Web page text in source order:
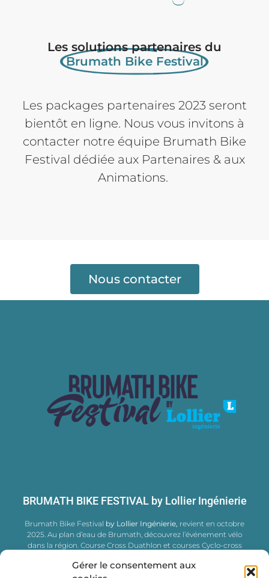
Gérer le consentement aux
Les solutions partenaires du
Brumath Bike Festival
Les packages partenaires 2023 seront
bientôt en ligne. Nous vous invitons à
contacter notre équipe Brumath Bike
Festival dédiée aux Partenaires & aux
Animations.
Nous contacter
BRUMATH BIKE FESTIVAL by Lollier Ingénierie
Brumath Bike Festival by Lollier Ingénierie, revient en octobre
2025. Au plan d’eau de Brumath, découvrez l’événement vélo
dans la région. Course Cross Duathlon et courses Cyclo-cross
et aussi des initiations pour les plus jeunes.